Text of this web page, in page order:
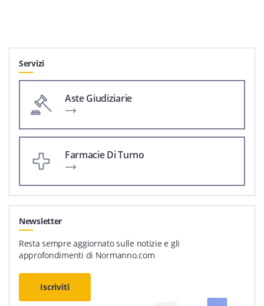
Servizi
Aste Giudiziarie
Farmacie Di Turno
Newsletter
Resta sempre aggiornato sulle notizie e gli
approfondimenti di Normanno.com
Iscriviti